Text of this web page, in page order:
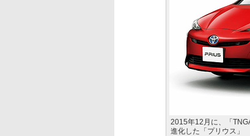
2015年12月に、「
進化した「プリウス」